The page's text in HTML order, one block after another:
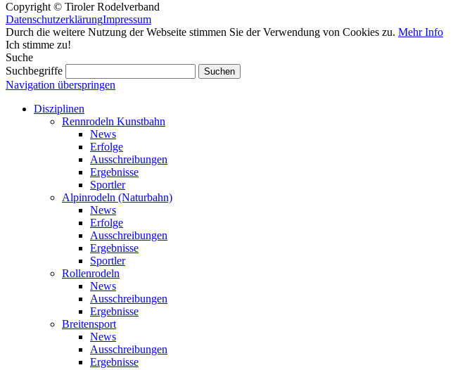
Copyright © Tiroler Rodelverband
DatenschutzerklärungImpressum
Durch die weitere Nutzung der Webseite stimmen Sie der Verwendung von Cookies zu. Mehr Info
Ich stimme zu!
Suche
Suchbegriffe
Navigation überspringen
Disziplinen
Rennrodeln Kunstbahn
News
Erfolge
Ausschreibungen
Ergebnisse
Sportler
Alpinrodeln (Naturbahn)
News
Erfolge
Ausschreibungen
Ergebnisse
Sportler
Rollenrodeln
News
Ausschreibungen
Ergebnisse
Breitensport
News
Ausschreibungen
Ergebnisse